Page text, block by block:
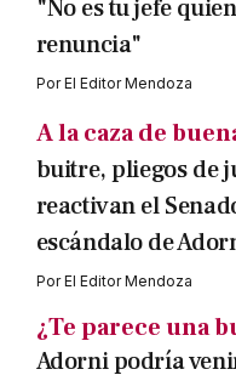
"No es tu jefe
renuncia"
PorEl Editor Mendoza
A la caza de
buitre, pliegos de
reactivan el
escándalo de
PorEl Editor Mendoza
¿Te parece una
Adorni podría